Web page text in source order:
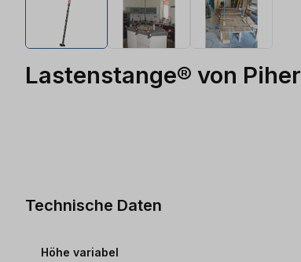
Lastenstange® von Piher
Technische Daten
Höhe variabel